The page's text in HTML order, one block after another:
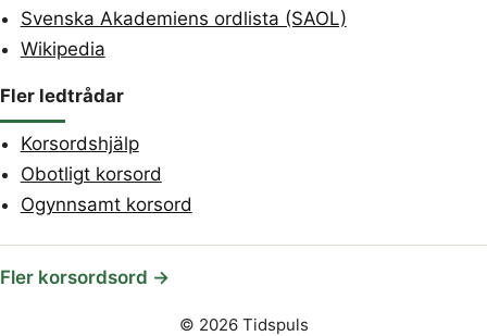
Svenska Akademiens ordlista (SAOL)
Wikipedia
Fler ledtrådar
Korsordshjälp
Obotligt korsord
Ogynnsamt korsord
Fler korsordsord →
© 2026 Tidspuls